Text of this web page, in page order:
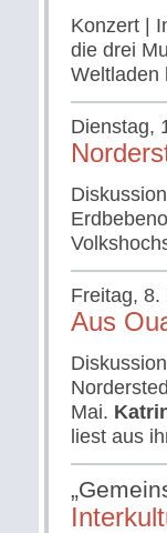
Konzert |
die drei
Weltladen
Dienstag,
Freitag, 8.
Aus
Mai.
liest aus